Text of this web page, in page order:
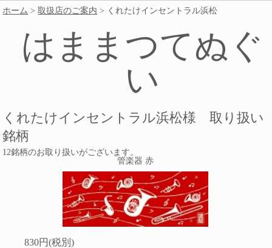
ホーム >取扱店のご案内 > くれたけインセントラル浜松
はままつてぬぐ
い
くれたけインセントラル浜松様 取り扱い
銘柄
12銘柄のお取り扱いがございます。
管楽器 赤
830円(税別)